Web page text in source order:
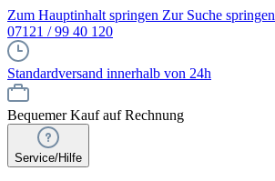
Zum Hauptinhalt springen Zur Suche springen
07121 / 99 40 120
Standardversand innerhalb von 24h
Bequemer Kauf auf Rechnung
Service/Hilfe